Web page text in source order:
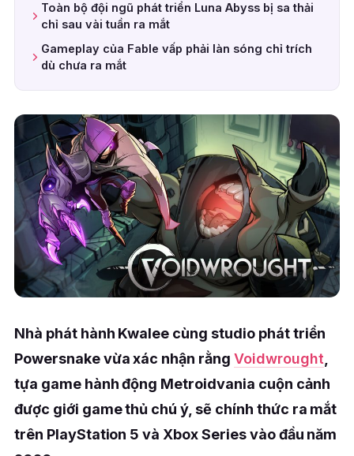
Toàn bộ đội ngũ phát triển Luna Abyss bị sa thải
chỉ sau vài tuần ra mắt
Gameplay của Fable vấp phải làn sóng chỉ trích
dù chưa ra mắt
Nhà phát hành Kwalee cùng studio phát triển
Powersnake vừa xác nhận rằng Voidwrought
tựa game hành động Metroidvania cuộn cảnh
được giới game thủ chú ý, sẽ chính thức ra mắt
trên PlayStation 5 và Xbox Series vào đầu năm